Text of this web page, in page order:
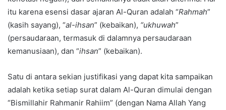
itu karena esensi dasar ajaran Al-Quran adalah “Rahmah”
(kasih sayang), “al-ihsan” (kebaikan), “ukhuwah”
(persaudaraan, termasuk di dalamnya persaudaraan
kemanusiaan), dan “ihsan” (kebaikan).
Satu di antara sekian justifikasi yang dapat kita sampaikan
adalah ketika setiap surat dalam Al-Quran dimulai dengan
“Bismillahir Rahmanir Rahiim” (dengan Nama Allah Yang